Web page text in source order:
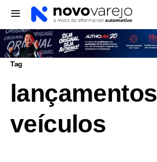
Tag
veículos